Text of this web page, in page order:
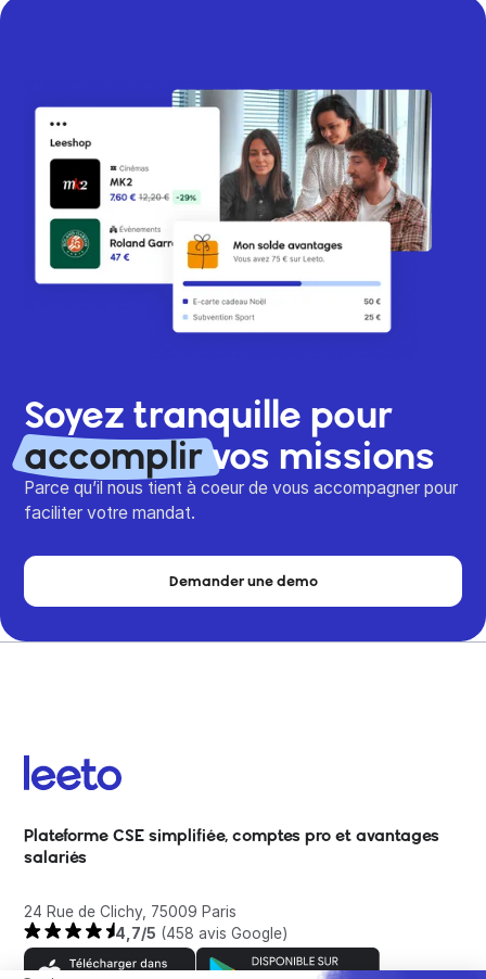
Soyez tranquille pour
accomplirvos missions
Parce qu’il nous tient à coeur de vous accompagner pour
faciliter votre mandat.
Demander une demo
Plateforme CSE simplifiée, comptes pro et avantages
salariés
24 Rue de Clichy, 75009 Paris
4,7/5 (458 avis Google)